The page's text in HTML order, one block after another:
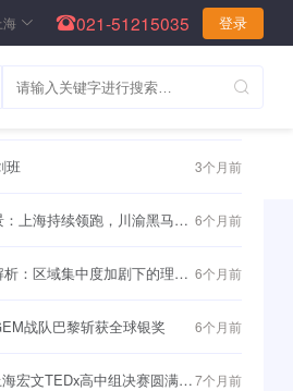
海 021-51215035 登录
班 3个月前
上海持续领跑，川渝黑马频 6个月前
：区域集中度加剧下的理性 6个月前
战队巴黎斩获全球银奖 6个月前
宏文TEDx高中组决赛圆满落7个月前
更多+